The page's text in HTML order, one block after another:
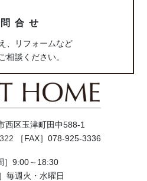
合せ
、リフォームなど
相談ください。
西区玉津町田中588-1
［FAX］078-925-3336
］9:00～18:30
毎週火・水曜日